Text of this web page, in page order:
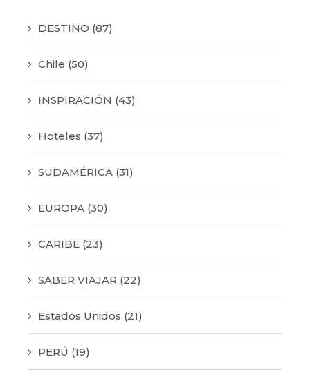
DESTINO (87)
Chile (50)
INSPIRACIÓN (43)
Hoteles (37)
SUDAMÉRICA (31)
EUROPA (30)
CARIBE (23)
SABER VIAJAR (22)
Estados Unidos (21)
PERÚ (19)